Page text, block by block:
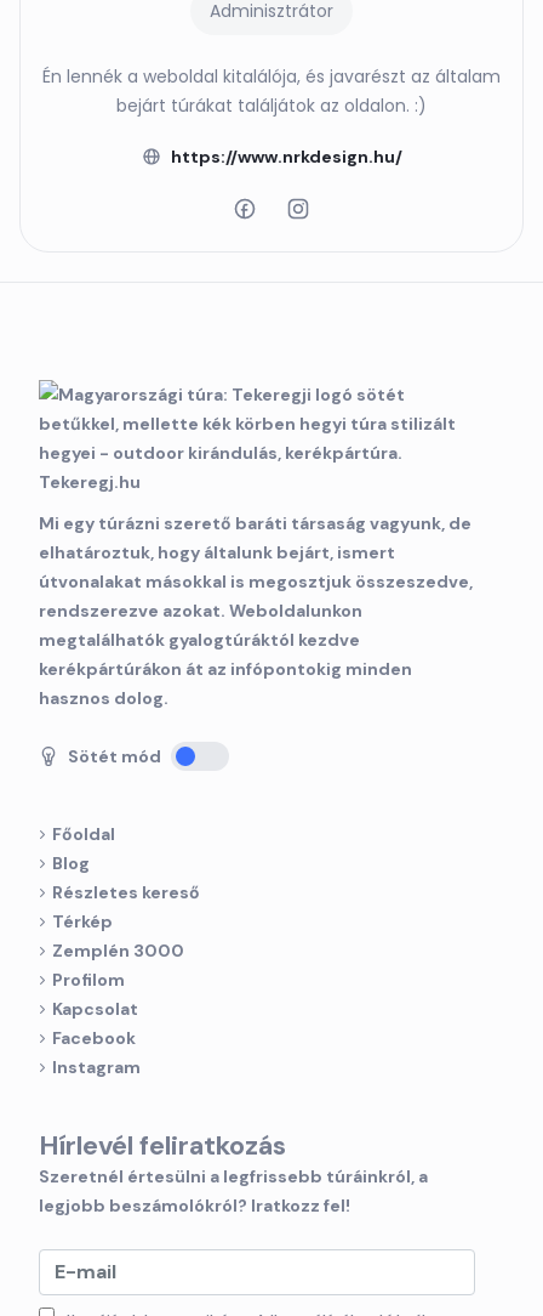
Adminisztrátor
Én lennék a weboldal kitalálója, és javarészt az általam
bejárt túrákat találjátok az oldalon. :)
https://www.nrkdesign.hu/
Mi egy túrázni szerető baráti társaság vagyunk, de
elhatároztuk, hogy általunk bejárt, ismert
útvonalakat másokkal is megosztjuk összeszedve,
rendszerezve azokat. Weboldalunkon
megtalálhatók gyalogtúráktól kezdve
kerékpártúrákon át az infópontokig minden
hasznos dolog.
Sötét mód
Főoldal
Blog
Részletes kereső
Térkép
Zemplén 3000
Profilom
Kapcsolat
Facebook
Instagram
Hírlevél feliratkozás
Szeretnél értesülni a legfrissebb túráinkról, a
legjobb beszámolókról? Iratkozz fel!